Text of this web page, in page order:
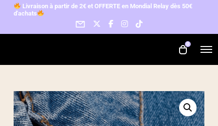
Livraison à partir de 2€ et OFFERTE en Mondial Relay dès 50€
d'achats
0